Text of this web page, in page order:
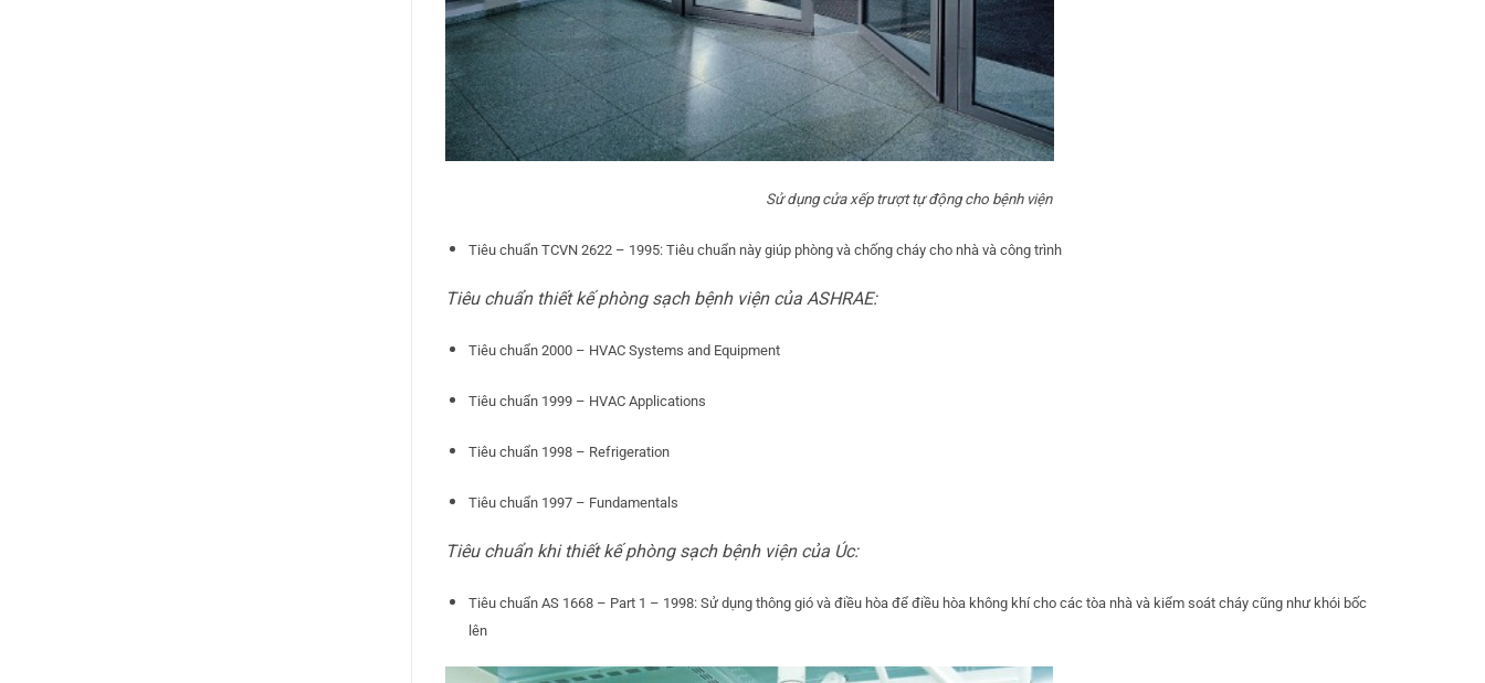
Sử dụng cửa xếp trượt tự động cho bệnh viện
Tiêu chuẩn TCVN 2622 – 1995: Tiêu chuẩn này giúp phòng và chống cháy cho nhà và công trình
Tiêu chuẩn thiết kế phòng sạch bệnh viện của ASHRAE:
Tiêu chuẩn 2000 – HVAC Systems and Equipment
Tiêu chuẩn 1999 – HVAC Applications
Tiêu chuẩn 1998 – Refrigeration
Tiêu chuẩn 1997 – Fundamentals
Tiêu chuẩn khi thiết kế phòng sạch bệnh viện của Úc:
Tiêu chuẩn AS 1668 – Part 1 – 1998: Sử dụng thông gió và điều hòa để điều hòa không khí cho các tòa nhà và kiểm soát cháy cũng như khói bốc
lên